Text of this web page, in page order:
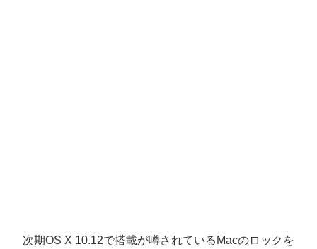
次期OS X 10.12で搭載が噂されているMacのロックを